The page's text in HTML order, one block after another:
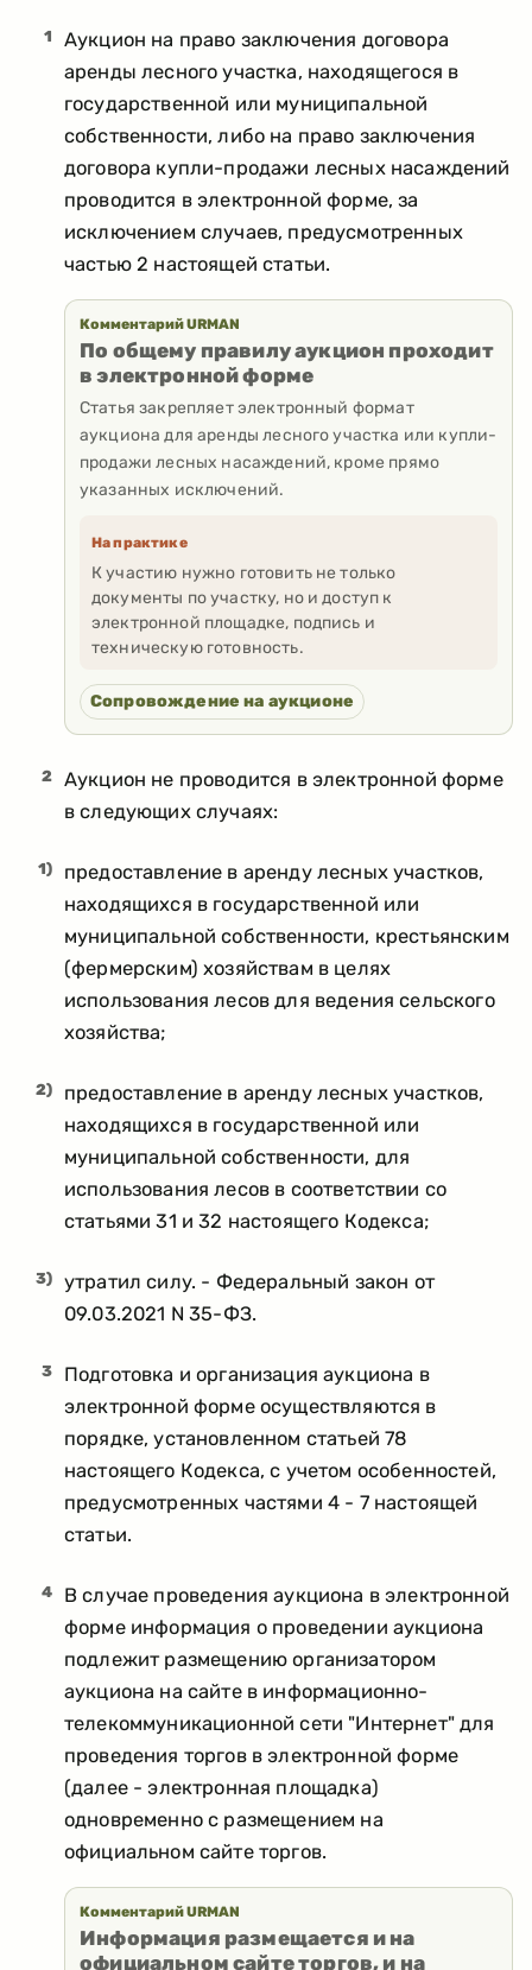
1
Аукцион на право заключения договора
аренды лесного участка, находящегося в
государственной или муниципальной
собственности, либо на право заключения
договора купли-продажи лесных насаждений
проводится в электронной форме, за
исключением случаев, предусмотренных
частью 2 настоящей статьи.
Комментарий URMAN
По общему правилу аукцион проходит
в электронной форме
Статья закрепляет электронный формат
аукциона для аренды лесного участка или купли-
продажи лесных насаждений, кроме прямо
указанных исключений.
На практике
К участию нужно готовить не только
документы по участку, но и доступ к
электронной площадке, подпись и
техническую готовность.
Сопровождение на аукционе
2
Аукцион не проводится в электронной форме
в следующих случаях:
1)
предоставление в аренду лесных участков,
находящихся в государственной или
муниципальной собственности, крестьянским
(фермерским) хозяйствам в целях
использования лесов для ведения сельского
хозяйства;
2)
предоставление в аренду лесных участков,
находящихся в государственной или
муниципальной собственности, для
использования лесов в соответствии со
статьями 31 и 32 настоящего Кодекса;
3)
утратил силу. - Федеральный закон от
09.03.2021 N 35-ФЗ.
3
Подготовка и организация аукциона в
электронной форме осуществляются в
порядке, установленном статьей 78
настоящего Кодекса, с учетом особенностей,
предусмотренных частями 4 - 7 настоящей
статьи.
4
В случае проведения аукциона в электронной
форме информация о проведении аукциона
подлежит размещению организатором
аукциона на сайте в информационно-
телекоммуникационной сети "Интернет" для
проведения торгов в электронной форме
(далее - электронная площадка)
одновременно с размещением на
официальном сайте торгов.
Комментарий URMAN
Информация размещается и на
официальном сайте торгов, и на